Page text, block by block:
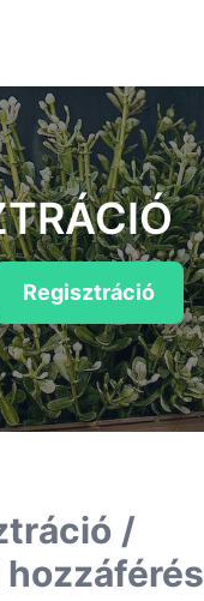
Regisztráció
/